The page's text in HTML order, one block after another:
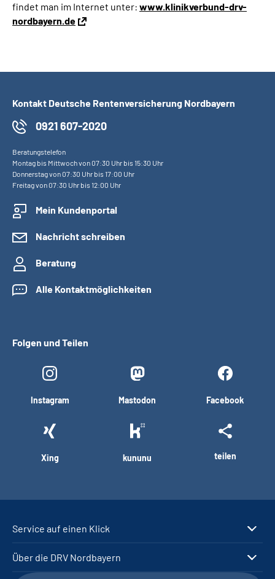
findet man im Internet unter: www.klinikverbund-drv-
nordbayern.de
Kontakt Deutsche Rentenversicherung Nordbayern
0921 607-2020
Beratungstelefon
Montag bis Mittwoch von 07:30 Uhr bis 15:30 Uhr
Donnerstag von 07:30 Uhr bis 17:00 Uhr
Freitag von 07:30 Uhr bis 12:00 Uhr
Mein Kundenportal
Nachricht schreiben
Beratung
Alle Kontaktmöglichkeiten
Folgen und Teilen
Instagram Mastodon Facebook
Xing kununu teilen
Service auf einen Klick
Über die DRV Nordbayern